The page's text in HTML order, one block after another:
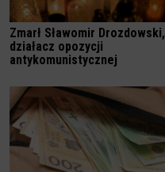
Zmarł Sławomir Drozdowski,
działacz opozycji
antykomunistycznej